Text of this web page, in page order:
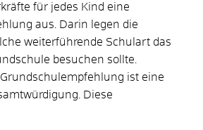
für jedes Kind eine
aus. Darin legen die
weiterführende Schulart das
besuchen sollte.
ist eine
Diese